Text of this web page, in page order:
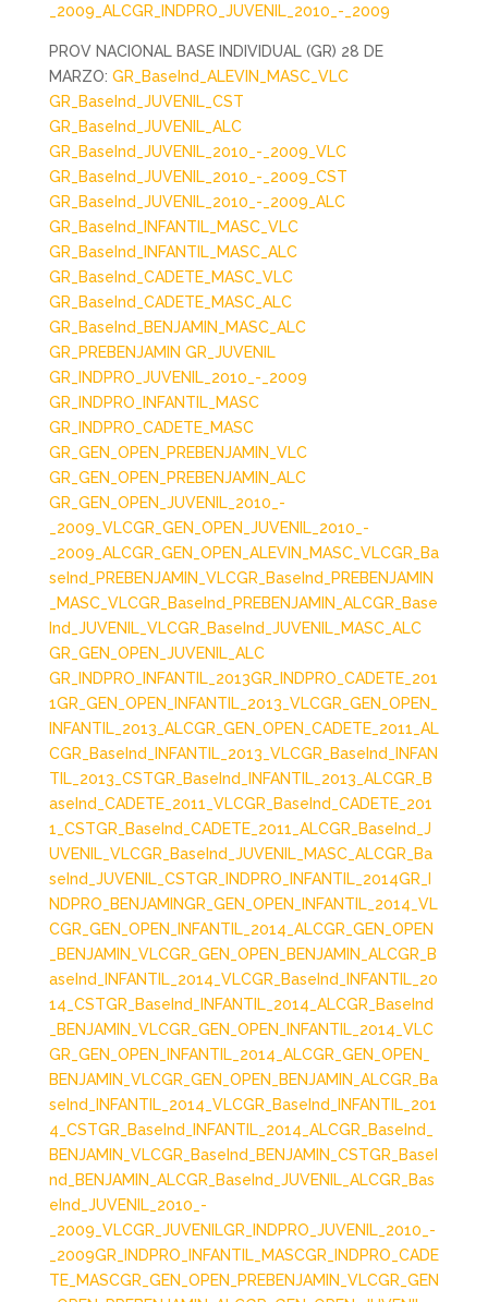
_2009_ALCGR_INDPRO_JUVENIL_2010_-_2009
PROV NACIONAL BASE INDIVIDUAL (GR) 28 DE
MARZO: GR_BaseInd_ALEVIN_MASC_VLC
GR_BaseInd_JUVENIL_CST
GR_BaseInd_JUVENIL_ALC
GR_BaseInd_JUVENIL_2010_-_2009_VLC
GR_BaseInd_JUVENIL_2010_-_2009_CST
GR_BaseInd_JUVENIL_2010_-_2009_ALC
GR_BaseInd_INFANTIL_MASC_VLC
GR_BaseInd_INFANTIL_MASC_ALC
GR_BaseInd_CADETE_MASC_VLC
GR_BaseInd_CADETE_MASC_ALC
GR_BaseInd_BENJAMIN_MASC_ALC
GR_PREBENJAMIN GR_JUVENIL
GR_INDPRO_JUVENIL_2010_-_2009
GR_INDPRO_INFANTIL_MASC
GR_INDPRO_CADETE_MASC
GR_GEN_OPEN_PREBENJAMIN_VLC
GR_GEN_OPEN_PREBENJAMIN_ALC
GR_GEN_OPEN_JUVENIL_2010_-
_2009_VLCGR_GEN_OPEN_JUVENIL_2010_-
_2009_ALCGR_GEN_OPEN_ALEVIN_MASC_VLCGR_Ba
seInd_PREBENJAMIN_VLCGR_BaseInd_PREBENJAMIN
_MASC_VLCGR_BaseInd_PREBENJAMIN_ALCGR_Base
Ind_JUVENIL_VLCGR_BaseInd_JUVENIL_MASC_ALC
GR_GEN_OPEN_JUVENIL_ALC
GR_INDPRO_INFANTIL_2013GR_INDPRO_CADETE_201
1GR_GEN_OPEN_INFANTIL_2013_VLCGR_GEN_OPEN_
INFANTIL_2013_ALCGR_GEN_OPEN_CADETE_2011_AL
CGR_BaseInd_INFANTIL_2013_VLCGR_BaseInd_INFAN
TIL_2013_CSTGR_BaseInd_INFANTIL_2013_ALCGR_B
aseInd_CADETE_2011_VLCGR_BaseInd_CADETE_201
1_CSTGR_BaseInd_CADETE_2011_ALCGR_BaseInd_J
UVENIL_VLCGR_BaseInd_JUVENIL_MASC_ALCGR_Ba
seInd_JUVENIL_CSTGR_INDPRO_INFANTIL_2014GR_I
NDPRO_BENJAMINGR_GEN_OPEN_INFANTIL_2014_VL
CGR_GEN_OPEN_INFANTIL_2014_ALCGR_GEN_OPEN
_BENJAMIN_VLCGR_GEN_OPEN_BENJAMIN_ALCGR_B
aseInd_INFANTIL_2014_VLCGR_BaseInd_INFANTIL_20
14_CSTGR_BaseInd_INFANTIL_2014_ALCGR_BaseInd
_BENJAMIN_VLCGR_GEN_OPEN_INFANTIL_2014_VLC
GR_GEN_OPEN_INFANTIL_2014_ALCGR_GEN_OPEN_
BENJAMIN_VLCGR_GEN_OPEN_BENJAMIN_ALCGR_Ba
seInd_INFANTIL_2014_VLCGR_BaseInd_INFANTIL_201
4_CSTGR_BaseInd_INFANTIL_2014_ALCGR_BaseInd_
BENJAMIN_VLCGR_BaseInd_BENJAMIN_CSTGR_BaseI
nd_BENJAMIN_ALCGR_BaseInd_JUVENIL_ALCGR_Bas
eInd_JUVENIL_2010_-
_2009_VLCGR_JUVENILGR_INDPRO_JUVENIL_2010_-
_2009GR_INDPRO_INFANTIL_MASCGR_INDPRO_CADE
TE_MASCGR_GEN_OPEN_PREBENJAMIN_VLCGR_GEN